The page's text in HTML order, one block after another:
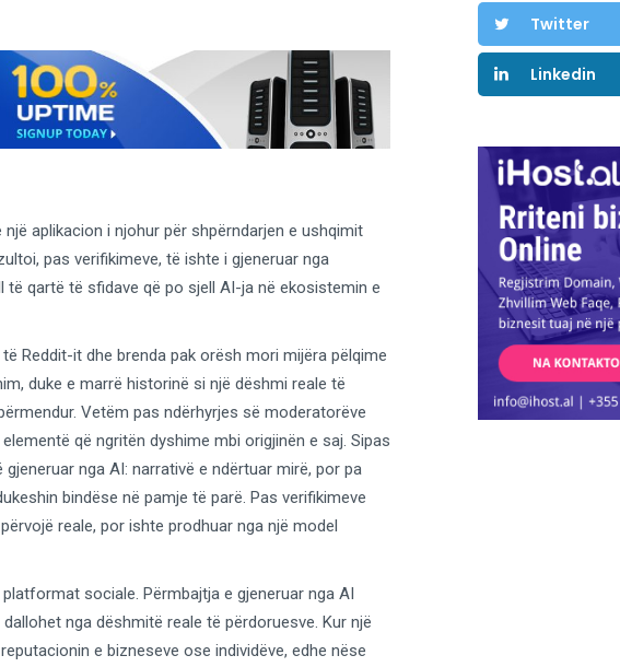
aplikacion i njohur për shpërndarjen e ushqimit
pas verifikimeve, të ishte i gjeneruar nga
qartë të sfidave që po sjell AI-ja në ekosistemin e
Reddit-it dhe brenda pak orësh mori mijëra pëlqime
duke e marrë historinë si një dëshmi reale të
Vetëm pas ndërhyrjes së moderatorëve
që ngritën dyshime mbi origjinën e saj. Sipas
nga AI: narrativë e ndërtuar mirë, por pa
bindëse në pamje të parë. Pas verifikimeve
reale, por ishte prodhuar nga një model
sociale. Përmbajtja e gjeneruar nga AI
nga dëshmitë reale të përdoruesve. Kur një
e bizneseve ose individëve, edhe nëse
Twitter
Linkedin